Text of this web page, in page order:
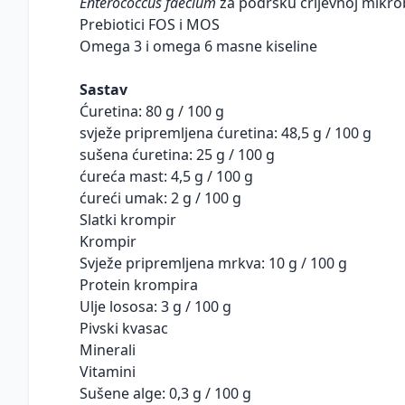
Prebiotici FOS i MOS
Omega 3 i omega 6 masne kiseline
Sastav
Ćuretina: 80 g / 100 g
svježe pripremljena ćuretina: 48,5 g / 100 g
sušena ćuretina: 25 g / 100 g
ćureća mast: 4,5 g / 100 g
ćureći umak: 2 g / 100 g
Slatki krompir
Krompir
Svježe pripremljena mrkva: 10 g / 100 g
Protein krompira
Ulje lososa: 3 g / 100 g
Pivski kvasac
Minerali
Vitamini
Sušene alge: 0,3 g / 100 g